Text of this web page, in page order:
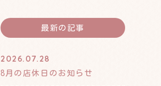
最新の記事
2026.07.28
8月の店休日のお知らせ